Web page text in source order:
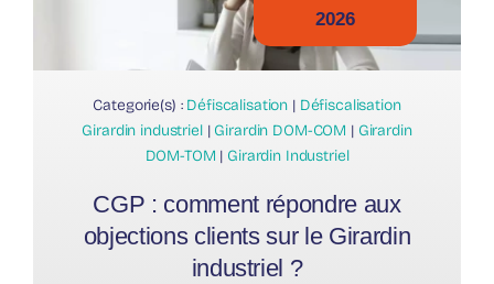
2026
Categorie(s) : Défiscalisation | Défiscalisation
Girardin industriel| Girardin DOM-COM | Girardin
DOM-TOM | Girardin Industriel
CGP : comment répondre aux
objections clients sur le Girardin
industriel ?